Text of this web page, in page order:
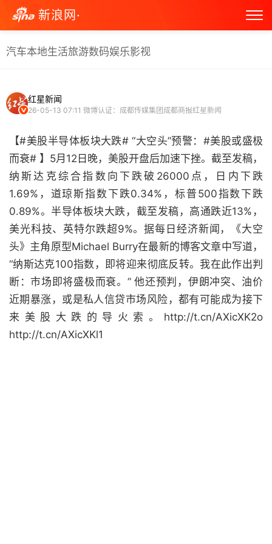
新浪网·
汽车本地生活旅游数码娱乐影视
红星新闻
26-05-13 07:11 微博认证：成都传媒集团成都商报红星新闻
【#美股半导体板块大跌# “大空头”预警：#美股或盛极
而衰# 】5月12日晚，美股开盘后加速下挫。截至发稿，
纳斯达克综合指数向下跌破26000点，日内下跌
1.69%，道琼斯指数下跌0.34%，标普500指数下跌
0.89%。半导体板块大跌，截至发稿，高通跌近13%，
美光科技、英特尔跌超9%。据每日经济新闻，《大空
头》主角原型Michael Burry在最新的博客文章中写道，
“纳斯达克100指数，即将迎来彻底反转。我在此作出判
断：市场即将盛极而衰。” 他还预判，伊朗冲突、油价
近期暴涨，或是私人信贷市场风险，都有可能成为接下
来美股大跌的导火索。http://t.cn/AXicXK2o
http://t.cn/AXicXKl1